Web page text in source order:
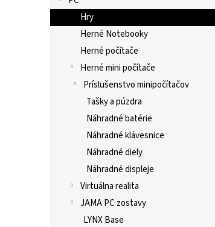
Hry
Herné Notebooky
Herné počítače
Herné mini počítače
Príslušenstvo minipočítačov
Tašky a púzdra
Náhradné batérie
Náhradné klávesnice
Náhradné diely
Náhradné displeje
Virtuálna realita
JAMA PC zostavy
LYNX Base